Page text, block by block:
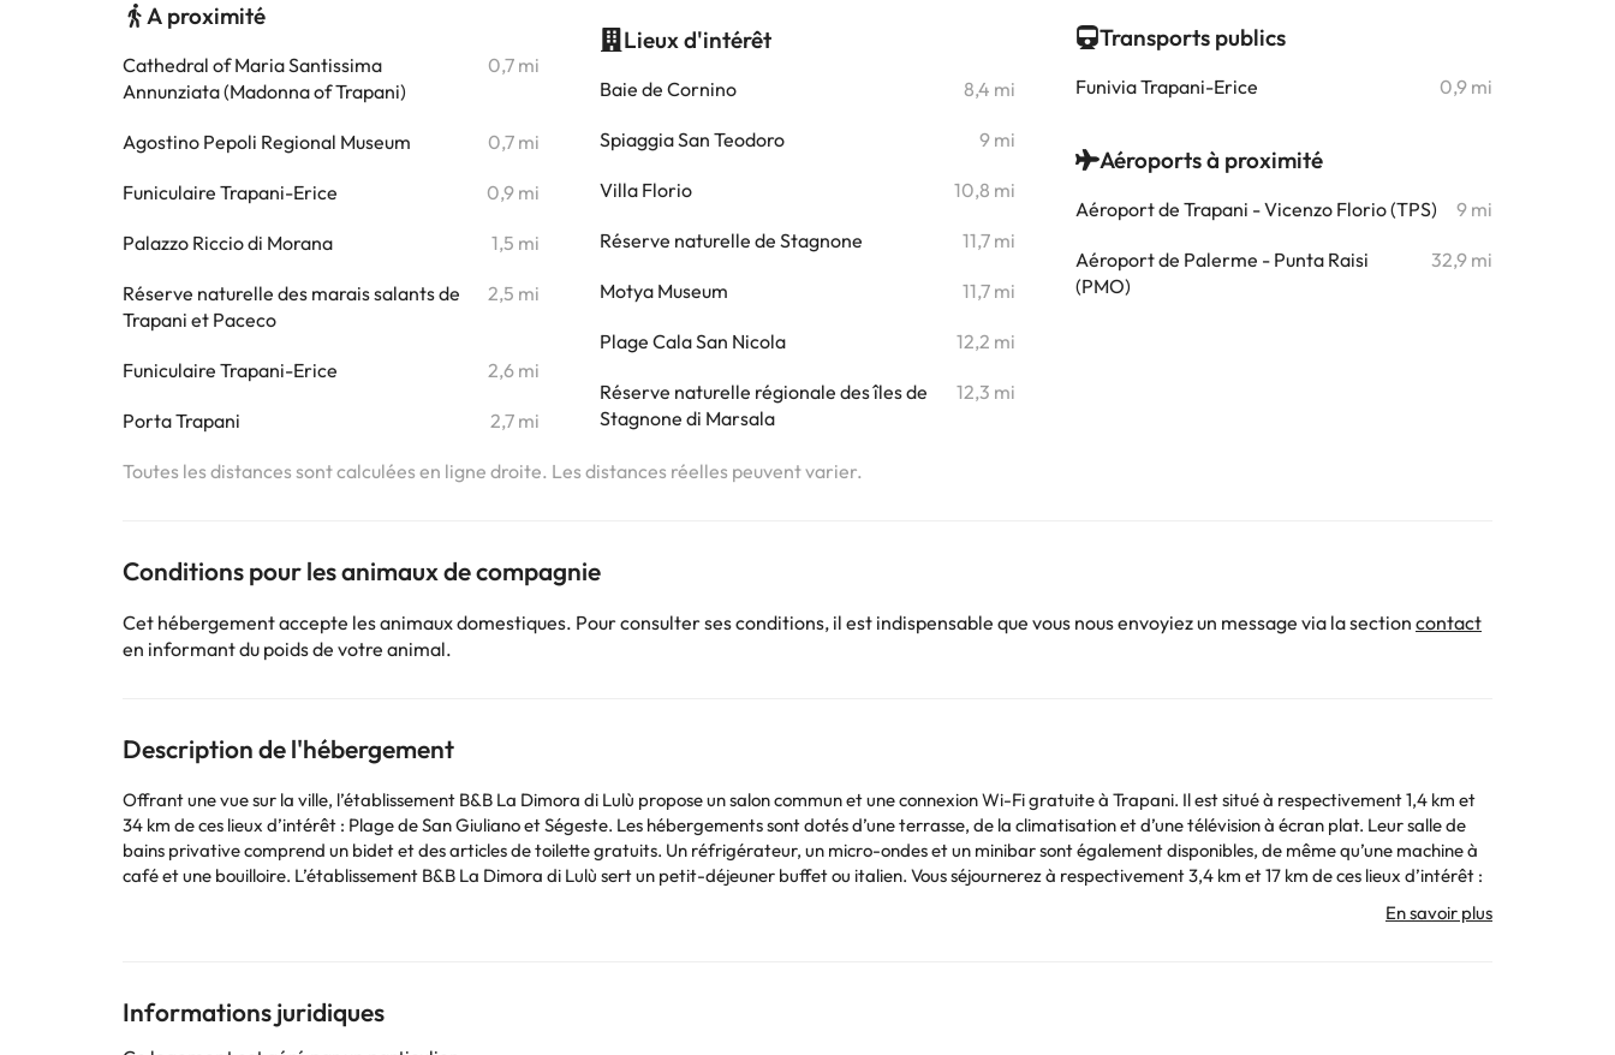
A proximité
Cathedral of Maria Santissima
Annunziata (Madonna of Trapani)
0,7 mi
Agostino Pepoli Regional Museum 0,7 mi
Funiculaire Trapani-Erice 0,9 mi
Palazzo Riccio di Morana 1,5 mi
Réserve naturelle des marais salants de
Trapani et Paceco
2,5 mi
Funiculaire Trapani-Erice 2,6 mi
Porta Trapani 2,7 mi
Lieux d'intérêt
Baie de Cornino 8,4 mi
Spiaggia San Teodoro 9 mi
Villa Florio 10,8 mi
Réserve naturelle de Stagnone 11,7 mi
Motya Museum 11,7 mi
Plage Cala San Nicola 12,2 mi
Réserve naturelle régionale des îles de
Stagnone di Marsala
12,3 mi
Transports publics
Funivia Trapani-Erice 0,9 mi
Aéroports à proximité
Aéroport de Trapani - Vicenzo Florio (TPS) 9 mi
Aéroport de Palerme - Punta Raisi
(PMO)
32,9 mi
Toutes les distances sont calculées en ligne droite. Les distances réelles peuvent varier.
Conditions pour les animaux de compagnie
Cet hébergement accepte les animaux domestiques. Pour consulter ses conditions, il est indispensable que vous nous envoyiez un message via la section contact
en informant du poids de votre animal.
Description de l'hébergement
Offrant une vue sur la ville, l’établissement B&B La Dimora di Lulù propose un salon commun et une connexion Wi-Fi gratuite à Trapani. Il est situé à respectivement 1,4 km et
34 km de ces lieux d’intérêt : Plage de San Giuliano et Ségeste. Les hébergements sont dotés d’une terrasse, de la climatisation et d’une télévision à écran plat. Leur salle de
bains privative comprend un bidet et des articles de toilette gratuits. Un réfrigérateur, un micro-ondes et un minibar sont également disponibles, de même qu’une machine à
café et une bouilloire. L’établissement B&B La Dimora di Lulù sert un petit-déjeuner buffet ou italien. Vous séjournerez à respectivement 3,4 km et 17 km de ces lieux d’intérêt :
Informations juridiques